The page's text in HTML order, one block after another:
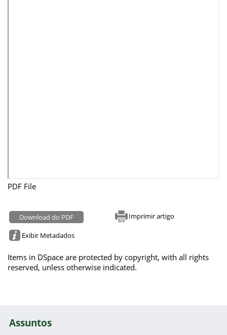
PDF File
Download do PDF Imprimir artigo
Exibir Metadados
Items in DSpace are protected by copyright, with all rights
reserved, unless otherwise indicated.
Assuntos